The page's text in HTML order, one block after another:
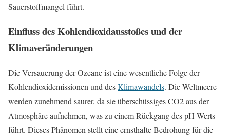
Sauerstoffmangel führt.
Einfluss des Kohlendioxidausstoßes und der
Klimaveränderungen
Die Versauerung der Ozeane ist eine wesentliche Folge der
Kohlendioxidemissionen und desKlimawandels. Die Weltmeere
werden zunehmend saurer, da sie überschüssiges CO2 aus der
Atmosphäre aufnehmen, was zu einem Rückgang des pH-Werts
führt. Dieses Phänomen stellt eine ernsthafte Bedrohung für die